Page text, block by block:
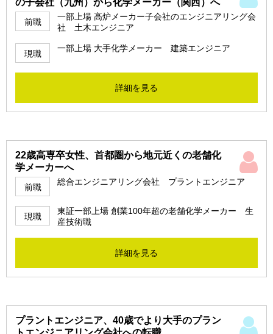
前職
一部上場 高炉メーカー子会社のエンジニアリング会
社 土木エンジニア
現職
一部上場 大手化学メーカー 建築エンジニア
詳細を見る
22歳高専卒女性、首都圏から地元近くの老舗化
学メーカーへ
前職
総合エンジニアリング会社 プラントエンジニア
現職
東証一部上場 創業100年超の老舗化学メーカー 生
産技術職
詳細を見る
プラントエンジニア、40歳でより大手のプラン